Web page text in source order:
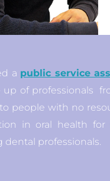
a public service
of professionals
people with no
in oral health for
dental professionals.